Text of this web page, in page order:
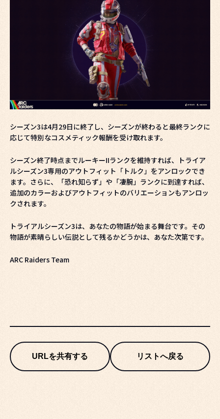
シーズン3は4月29日に終了し、シーズンが終わると最終ランクに
応じて特別なコスメティック報酬を受け取れます。
シーズン終了時点までルーキーIIランクを維持すれば、トライア
ルシーズン3専用のアウトフィット「トルク」をアンロックでき
ます。さらに、「恐れ知らず」や「凄腕」ランクに到達すれば、
追加のカラーおよびアウトフィットのバリエーションもアンロッ
クされます。
トライアルシーズン3は、あなたの物語が始まる舞台です。その
物語が素晴らしい伝説として残るかどうかは、あなた次第です。
ARC Raiders Team
URLを共有する リストへ戻る